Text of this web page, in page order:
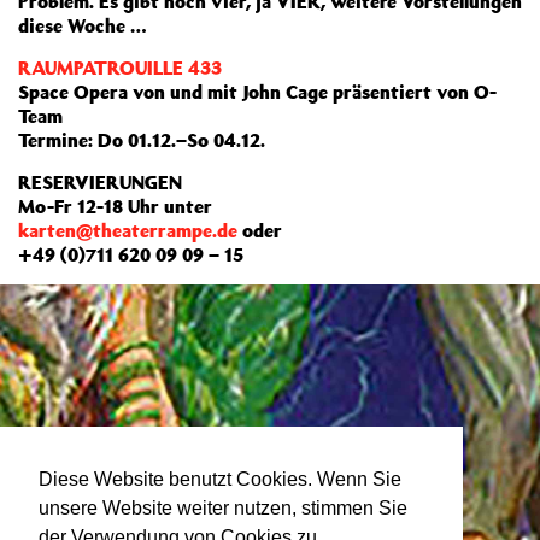
Diese Website benutzt Cookies. Wenn Sie
unsere Website weiter nutzen, stimmen Sie
diese Woche …
RAUMPATROUILLE 433
Space Opera von und mit John Cage präsentiert von O-
Team
Termine: Do 01.12.–So 04.12.
RESERVIERUNGEN
Mo-Fr 12-18 Uhr unter
karten@theaterrampe.de oder
+49 (0)711 620 09 09 – 15